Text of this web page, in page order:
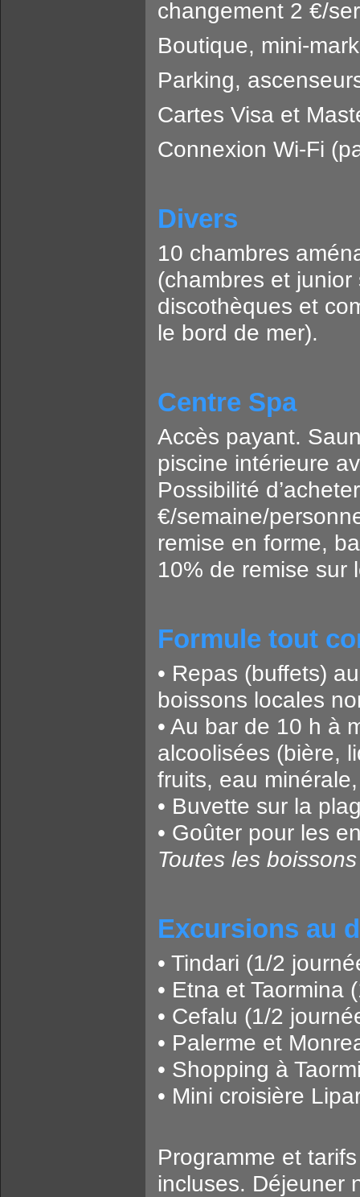
changement 2 €/
Boutique, mini-
Parking,
Cartes Visa et
Connexion Wi-Fi
Divers
10 chambres
(chambres et
discothèques et
le bord de mer).
Centre Spa
Accès payant.
piscine intérieure
Possibilité
€/semaine/
remise en forme,
10% de remise sur
Formule tout
• Repas (buffets)
boissons locales
• Au bar de 10 h à
alcoolisées (bière,
fruits, eau
• Buvette sur la
• Goûter pour les
Toutes les
Excursions au
• Tindari (1/2
• Etna et Taormina
• Cefalu (1/2
• Palerme et
• Shopping à
• Mini croisière
Programme et
incluses. Déjeuner